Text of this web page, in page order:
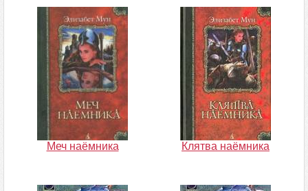
Меч наёмника Клятва наёмника